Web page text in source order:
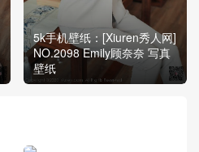
5k手机壁纸：[Xiuren秀人网]
NO.2098 Emily顾奈奈 写真
壁纸